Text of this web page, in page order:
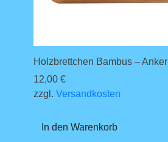
Holzbrettchen Bambus – Anker
12,00 €
zzgl. Versandkosten
In den Warenkorb